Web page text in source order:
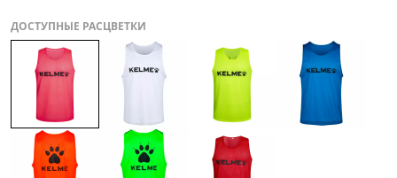
ДОСТУПНЫЕ РАСЦВЕТКИ